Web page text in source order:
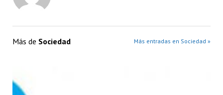
Más de Sociedad Más entradas en Sociedad »